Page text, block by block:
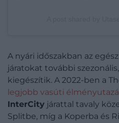
A nyári időszakban az
járatokat további
kiegészítik. A 2022-ben a
legjobb vasúti
InterCity járattal tavaly
Splitbe, míg a Koperba és